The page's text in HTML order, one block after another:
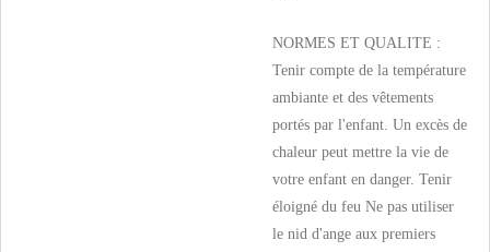
NORMES ET QUALITE :
Tenir compte de la température
ambiante et des vêtements
portés par l'enfant. Un excès de
chaleur peut mettre la vie de
votre enfant en danger. Tenir
éloigné du feu Ne pas utiliser
le nid d'ange aux premiers